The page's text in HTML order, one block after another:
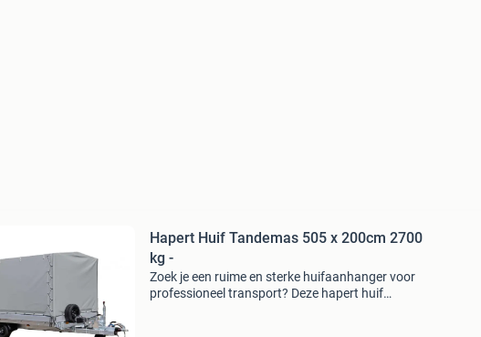
Hapert Huif Tandemas 505 x 200cm 2700
kg -
Zoek je een ruime en sterke huifaanhanger voor
professioneel transport? Deze hapert huif